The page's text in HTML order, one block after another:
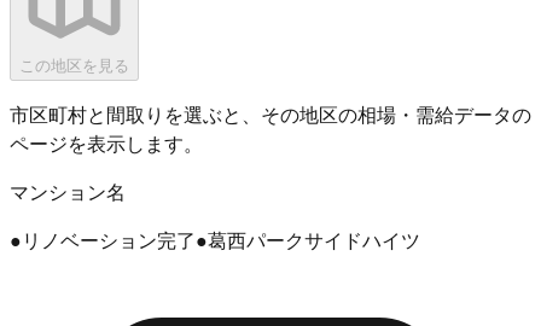
この地区を見る
市区町村と間取りを選ぶと、その地区の相場・需給データの
ページを表示します。
マンション名
●リノベーション完了●葛西パークサイドハイツ